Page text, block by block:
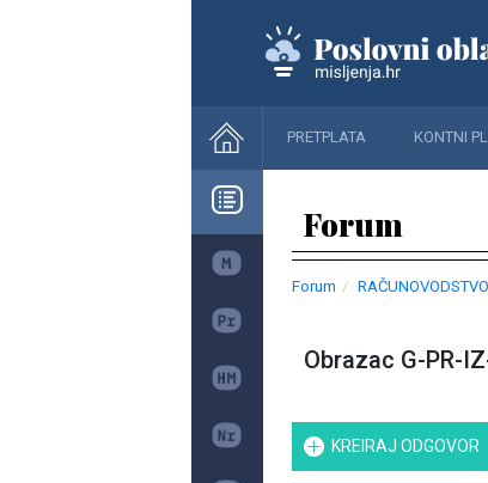
PRETPLATA KONTNI
Forum
Forum RAČUNOVODSTVO
Obrazac G-PR-
KREIRAJ ODGOVOR